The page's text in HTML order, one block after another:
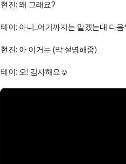
현진: 왜 그래요?
테이: 아니..어기까지는 알겠는대 다
현진: 아 이거는 (막 설명해줌)